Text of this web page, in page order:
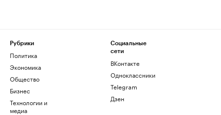
Рубрики
Политика
Экономика
Общество
Бизнес
Технологии и
медиа
Социальные
сети
ВКонтакте
Одноклассники
Telegram
Дзен